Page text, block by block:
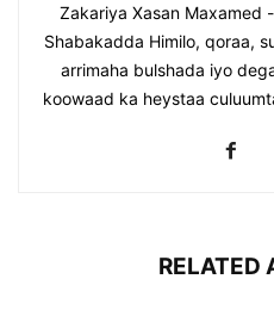
Zakariya Xasan Maxamed
Shabakadda Himilo, qoraa,
arrimaha bulshada iyo
koowaad ka heystaa
RELATED